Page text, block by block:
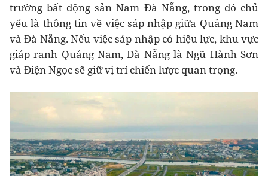
trường bất động sản Nam Đà Nẵng, trong đó chủ
yếu là thông tin về việc sáp nhập giữa Quảng Nam
và Đà Nẵng. Nếu việc sáp nhập có hiệu lực, khu vực
giáp ranh Quảng Nam, Đà Nẵng là Ngũ Hành Sơn
và Điện Ngọc sẽ giữ vị trí chiến lược quan trọng.